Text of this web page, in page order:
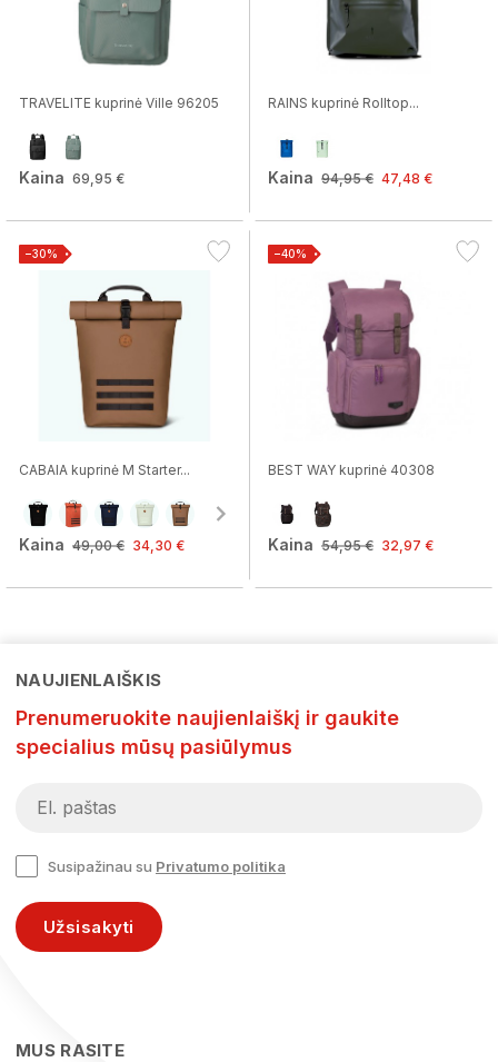
TRAVELITE kuprinė Ville 96205
Kaina 69,95 €
RAINS kuprinė Rolltop...
Kaina 94,95 € 47,48 €
−30%
CABAIA kuprinė M Starter...
Kaina 49,00 € 34,30 €
−40%
BEST WAY kuprinė 40308
Kaina 54,95 € 32,97 €
NAUJIENLAIŠKIS
Prenumeruokite naujienlaiškį ir gaukite
specialius mūsų pasiūlymus
Susipažinau su Privatumo politika
Užsisakyti
MUS RASITE